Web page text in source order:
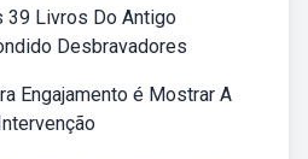
39 Livros Do Antigo
Desbravadores
Engajamento é Mostrar A